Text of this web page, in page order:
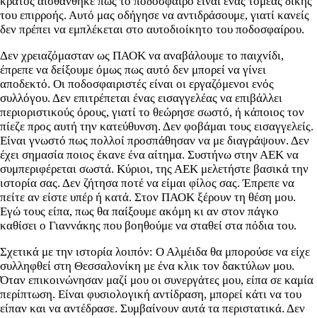
του επιρροής. Αυτό μας οδήγησε να αντιδράσουμε, γιατί κανείς
δεν πρέπει να εμπλέκεται στο αυτοδιοίκητο του ποδοσφαίρου.
Δεν χρειαζόμασταν ως ΠΑΟΚ να αναβάλουμε το παιχνίδι,
έπρεπε να δείξουμε όμως πως αυτό δεν μπορεί να γίνει
αποδεκτό. Οι ποδοσφαιριστές είναι οι εργαζόμενοι ενός
συλλόγου. Δεν επιτρέπεται ένας εισαγγελέας να επιβάλλει
περιοριστικούς όρους, γιατί το θεώρησε σωστό, ή κάποιος τον
πίεζε προς αυτή την κατεύθυνση. Δεν φοβάμαι τους εισαγγελείς.
Είναι γνωστό πως πολλοί προσπάθησαν να με διαγράψουν. Δεν
έχει σημασία ποιος έκανε ένα αίτημα. Συστήνω στην ΑΕΚ να
συμπεριφέρεται σωστά. Κύριοι, της ΑΕΚ μελετήστε βασικά την
ιστορία σας. Δεν ζήτησα ποτέ να είμαι φίλος σας. Έπρεπε να
πείτε αν είστε υπέρ ή κατά. Στον ΠΑΟΚ ξέρουν τη θέση μου.
Εγώ τους είπα, πως θα παίξουμε ακόμη κι αν στον πάγκο
καθίσει ο Γιαννάκης που βοηθούμε να σταθεί στα πόδια του.
Σχετικά με την ιστορία λοιπόν: Ο Αλμέιδα θα μπορούσε να είχε
συλληφθεί στη Θεσσαλονίκη με ένα κλικ τον δακτύλων μου.
Όταν επικοινώνησαν μαζί μου οι συνεργάτες μου, είπα σε καμία
περίπτωση. Είναι φυσιολογική αντίδραση, μπορεί κάτι να του
είπαν και να αντέδρασε. Συμβαίνουν αυτά τα περιστατικά. Δεν